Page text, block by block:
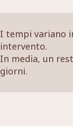
I tempi variano
intervento.
In media, un
giorni.